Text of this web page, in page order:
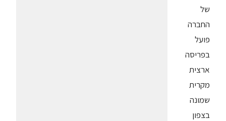
של
החברה
פועל
בפריסה
ארצית
מקרית
שמונה
בצפון